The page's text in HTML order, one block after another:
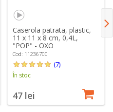
Caserola patrata, plastic,
11 x 11 x 8 cm, 0,4L,
"POP" - OXO
Cod: 11236700
(7)
În stoc
47 lei